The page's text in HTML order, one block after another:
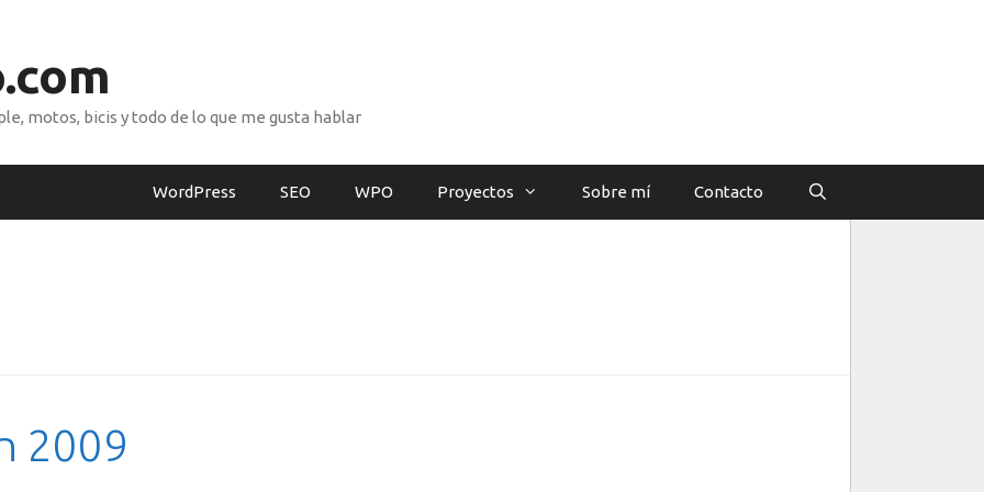
motos, bicis y todo de lo que me gusta hablar
WordPress SEO WPO Proyectos Sobre mí Contacto
2009